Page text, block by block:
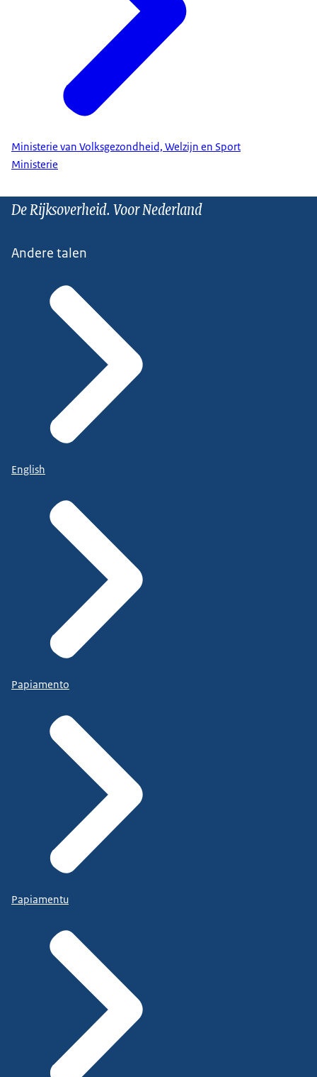
Ministerie van Volksgezondheid, Welzijn en Sport
Ministerie
De Rijksoverheid. Voor Nederland
Andere talen
English
Papiamento
Papiamentu